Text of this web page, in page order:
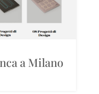
a Milano